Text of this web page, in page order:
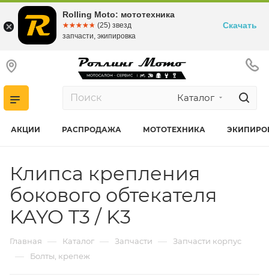
Каталог
АКЦИИ РАСПРОДАЖА МОТОТЕХНИКА
Клипса крепления
бокового обтекателя
KAYO T3 / K3
Главная — Каталог — Запчасти — Запчасти корпус
— Болты, крепеж
Rolling Moto: мототехника
☆☆☆☆☆
★★★★★ (25) звезд
запчасти, экипировка
Скачать